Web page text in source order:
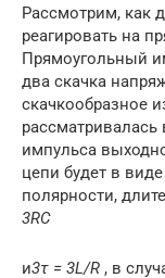
Рассмотрим, как
реагировать на
Прямоугольный
два скачка
скачкообразное
импульса
цепи будет в
полярности,
3RC
и3τ = 3L/R , в